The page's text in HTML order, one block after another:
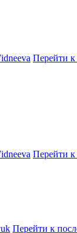
Перейти
Перейти
Перейти к